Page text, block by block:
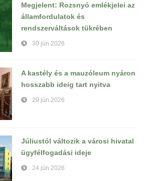
Megjelent: Rozsnyó emlékjelei az
államfordulatok és
rendszerváltások tükrében
30 jún 2026
A kastély és a mauzóleum nyáron
hosszabb ideig tart nyitva
29 jún 2026
Júliustól változik a városi hivatal
ügyfélfogadási ideje
24 jún 2026